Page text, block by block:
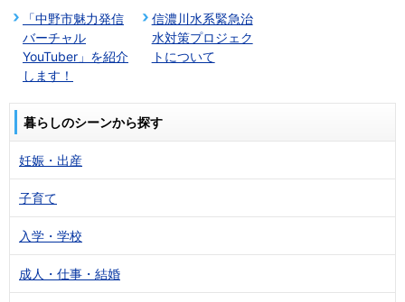
「中野市魅力発信
バーチャル
YouTuber」を紹介
します！
信濃川水系緊急治
水対策プロジェク
トについて
暮らしのシーンから探す
妊娠・出産
子育て
入学・学校
成人・仕事・結婚